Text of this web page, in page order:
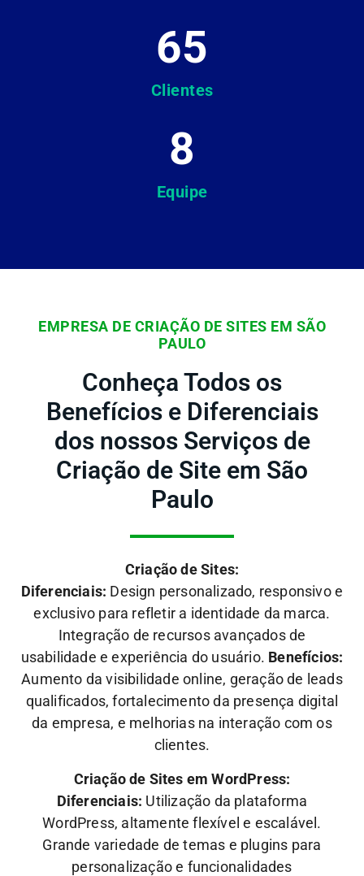
Clientes
65
Equipe
8
EMPRESA DE CRIAÇÃO DE SITES EM SÃO
PAULO
Conheça Todos os
Benefícios e Diferenciais
dos nossos Serviços de
Criação de Site em São
Paulo
Criação de Sites:
Diferenciais: Design personalizado, responsivo e
exclusivo para refletir a identidade da marca.
Integração de recursos avançados de
usabilidade e experiência do usuário. Benefícios:
Aumento da visibilidade online, geração de leads
qualificados, fortalecimento da presença digital
da empresa, e melhorias na interação com os
clientes.
Criação de Sites em WordPress:
Diferenciais: Utilização da plataforma
WordPress, altamente flexível e escalável.
Grande variedade de temas e plugins para
personalização e funcionalidades